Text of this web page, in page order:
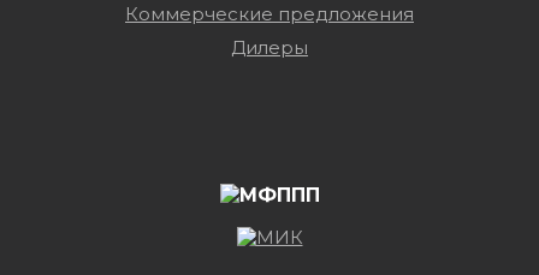
Коммерческие предложения
Дилеры